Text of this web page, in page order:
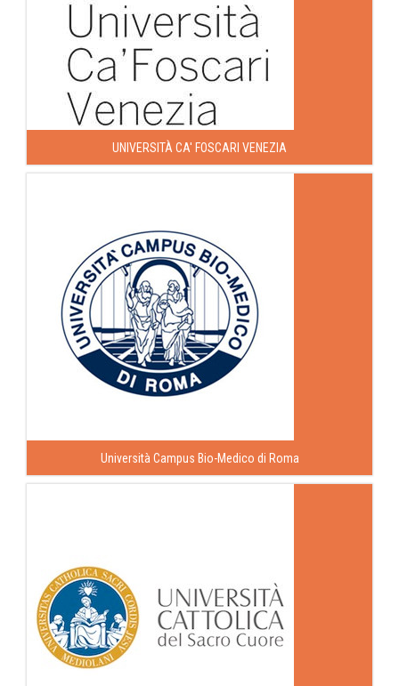
UNIVERSITÀ CA' FOSCARI VENEZIA
Università Campus Bio-Medico di Roma